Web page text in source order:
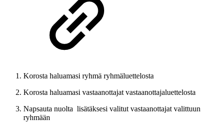
Korosta haluamasi ryhmä ryhmäluettelosta
Korosta haluamasi vastaanottajat vastaanottajaluettelosta
Napsauta nuolta lisätäksesi valitut vastaanottajat valittuun
ryhmään